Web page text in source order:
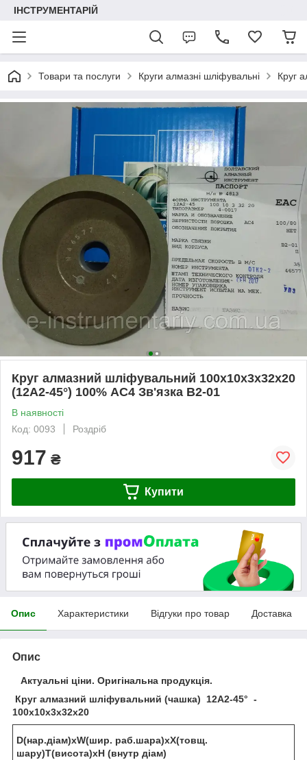
ІНСТРУМЕНТАРІЙ
Товари та послуги Круги алмазні шліфувальні Круг
Круг алмазний шліфувальний 100х10х3х32х20
(12А2-45°) 100% АС4 Зв'язка В2-01
В наявності
Код: 0093
Роздріб
917 ₴
Купити
Опис Характеристики Відгуки про товар Доставка
Опис
Актуальні ціни. Оригінальна продукція.
Круг алмазний шліфувальний (чашка) 12А2-45° -
100х10х3х32х20
D(нар.діам)хW(шир. раб.шара)хХ(товщ.
шару)Т(висота)хН (внутр діам)